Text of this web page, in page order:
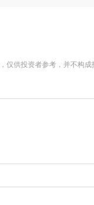
仅供投资者参考，并不构